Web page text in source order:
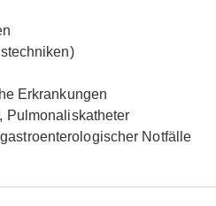
Erkrankungen
Pulmonaliskatheter
Notfälle